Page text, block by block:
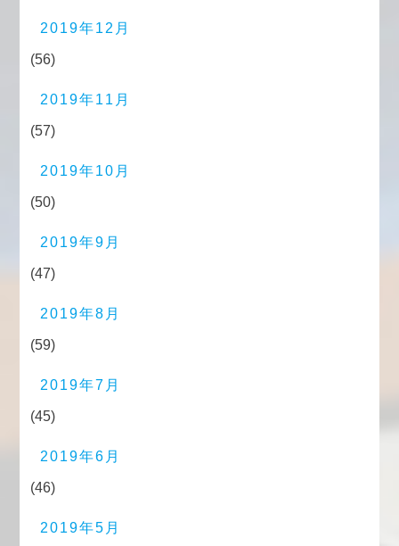
2019年12月
(56)
2019年11月
(57)
2019年10月
(50)
2019年9月
(47)
2019年8月
(59)
2019年7月
(45)
2019年6月
(46)
2019年5月